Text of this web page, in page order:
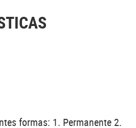
formas: 1. Permanente 2.